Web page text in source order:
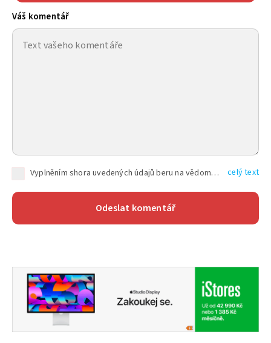
Váš komentář
Vyplněním shora uvedených údajů beru na vědomí, že společnost TEXT FACTORY s.r.o., sídlem Brno, Durďákova 336/29, Černá Pole, PSČ: 613 00, IČ: 06157831, zapsané u Krajského soudu v Brně, oddíl C, vložka 100399, bude zpracovávat mé osobní údaje uvedené v rámci mnou vyplněného registračního formuláře na základě oprávněných zájmů TEXT FACTORY s.r.o. dle čl. 6 odst. 1 písm. f) GDPR a pro splnění právních povinností (čl. 6 odst. 1 písm. c) GDPR), a to pro tyto účely: nezbytnost zajistit oprávnění návštěvníka webových stránek provozovaných společností TEXT FACTORY s.r.o. přispívat aktivně ke zveřejněným článkům nebo v rámci diskusních fór a výkon práv TEXT FACTORY s.r.o. jako administrátora těchto diskusních fór. Více informací o zpracování osobních údajů a právech lze nalézt v celý text